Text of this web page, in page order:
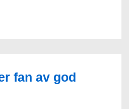
fan av god